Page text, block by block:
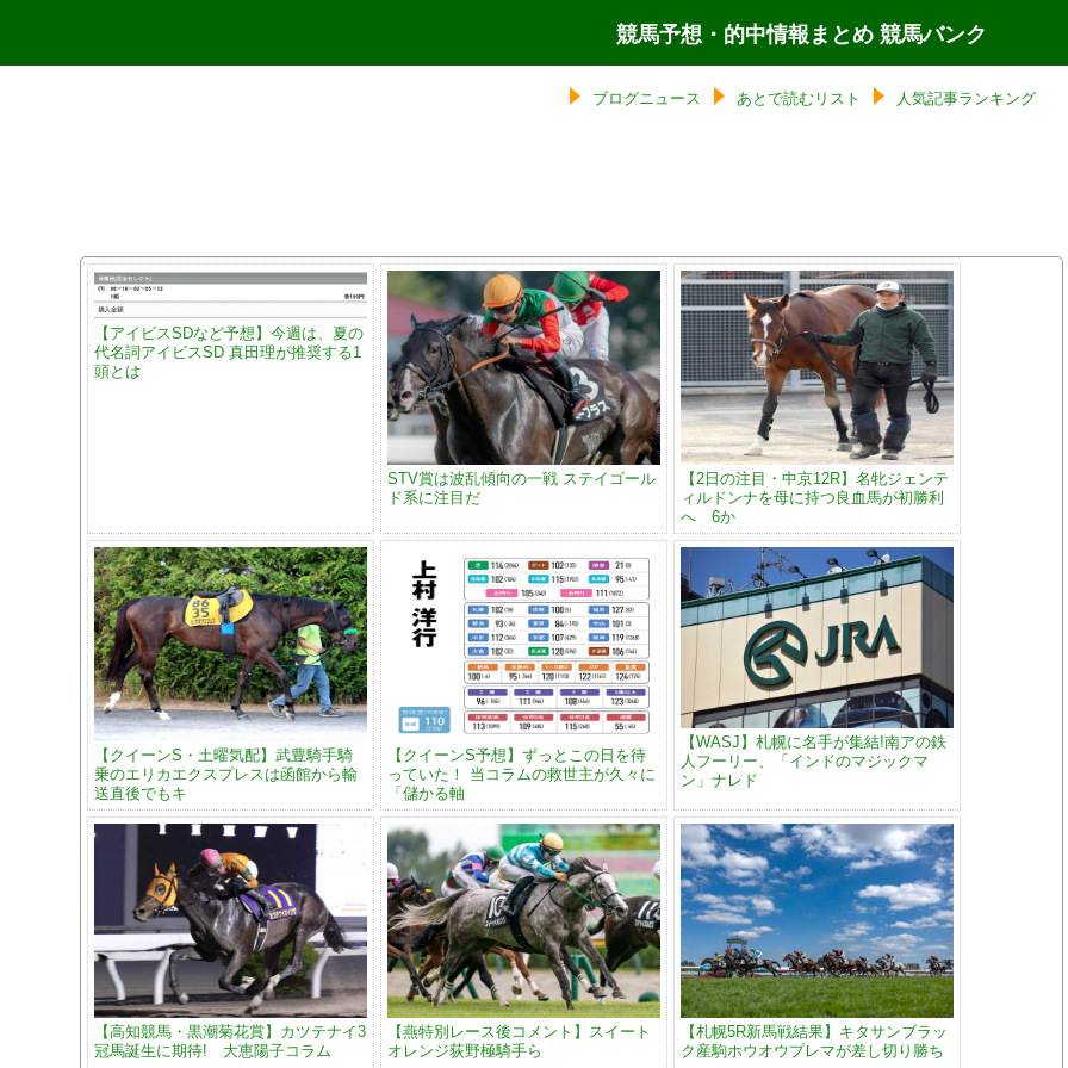
競馬予想・的中情報まとめ 競馬バンク
ブログニュース あとで読むリスト 人気記事ランキング
【アイビスSDなど予想】今週は、夏の
代名詞アイビスSD 真田理が推奨する1
頭とは
STV賞は波乱傾向の一戦 ステイゴール
ド系に注目だ
【2日の注目・中京12R】名牝ジェンテ
ィルドンナを母に持つ良血馬が初勝利
へ 6か
【クイーンS・土曜気配】武豊騎手騎
乗のエリカエクスプレスは函館から輸
送直後でもキ
【クイーンS予想】ずっとこの日を待
っていた！ 当コラムの救世主が久々に
「儲かる軸
【WASJ】札幌に名手が集結!南アの鉄
人フーリー、「インドのマジックマ
ン」ナレド
【高知競馬・黒潮菊花賞】カツテナイ3
冠馬誕生に期待! 大恵陽子コラム
【燕特別レース後コメント】スイート
オレンジ荻野極騎手ら
【札幌5R新馬戦結果】キタサンブラッ
ク産駒ホウオウプレマが差し切り勝ち